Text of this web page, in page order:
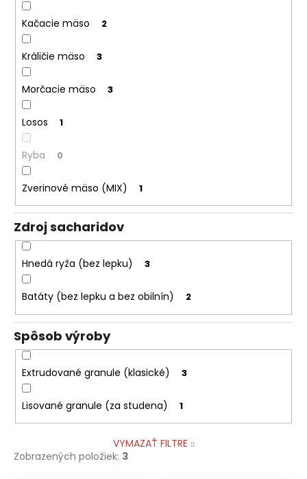
Kačacie mäso 2
Králičie mäso 3
Morčacie mäso 3
Losos 1
Ryba 0
Zverinové mäso (MIX) 1
Zdroj sacharidov
Hnedá ryža (bez lepku) 3
Batáty (bez lepku a bez obilnín) 2
Spôsob výroby
Extrudované granule (klasické) 3
Lisované granule (za studena) 1
VYMAZAŤ FILTRE
Zobrazených položiek: 3